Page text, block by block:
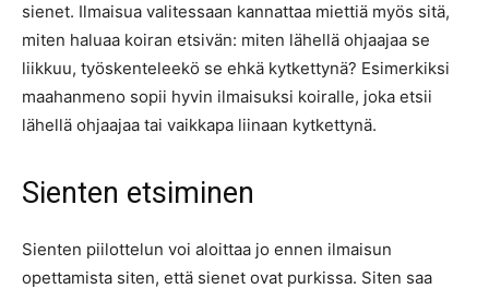
sienet. Ilmaisua valitessaan kannattaa miettiä myös sitä,
miten haluaa koiran etsivän: miten lähellä ohjaajaa se
liikkuu, työskenteleekö se ehkä kytkettynä? Esimerkiksi
maahanmeno sopii hyvin ilmaisuksi koiralle, joka etsii
lähellä ohjaajaa tai vaikkapa liinaan kytkettynä.
Sienten etsiminen
Sienten piilottelun voi aloittaa jo ennen ilmaisun
opettamista siten, että sienet ovat purkissa. Siten saa